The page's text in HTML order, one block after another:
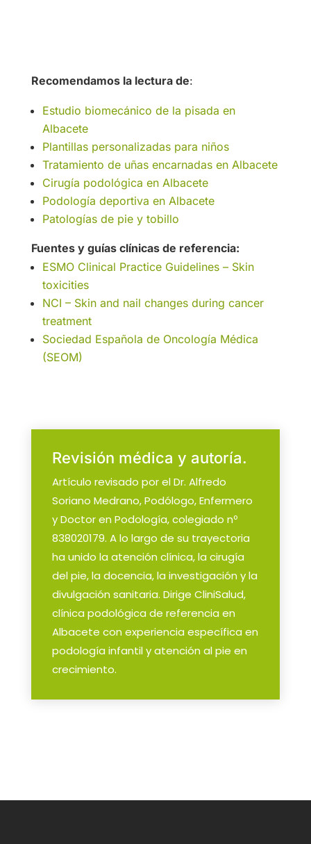
Recomendamos la lectura de:
Estudio biomecánico de la pisada en
Albacete
Plantillas personalizadas para niños
Tratamiento de uñas encarnadas en Albacete
Cirugía podológica en Albacete
Podología deportiva en Albacete
Patologías de pie y tobillo
Fuentes y guías clínicas de referencia:
ESMO Clinical Practice Guidelines – Skin
toxicities
NCI – Skin and nail changes during cancer
treatment
Sociedad Española de Oncología Médica
(SEOM)
Revisión médica y autoría.
Artículo revisado por el Dr. Alfredo
Soriano Medrano, Podólogo, Enfermero
y Doctor en Podología, colegiado nº
838020179. A lo largo de su trayectoria
ha unido la atención clínica, la cirugía
del pie, la docencia, la investigación y la
divulgación sanitaria. Dirige CliniSalud,
clínica podológica de referencia en
Albacete con experiencia específica en
podología infantil y atención al pie en
crecimiento.